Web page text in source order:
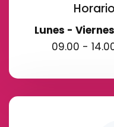
Lunes -
09.00 -